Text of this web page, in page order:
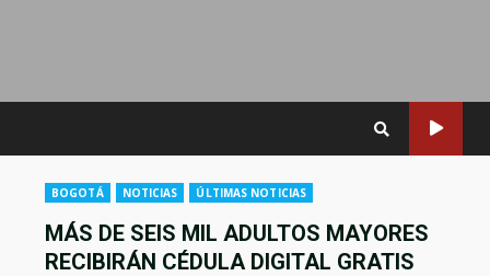
BOGOTÁ NOTICIAS ÚLTIMAS NOTICIAS
MÁS DE SEIS MIL ADULTOS MAYORES
RECIBIRÁN CÉDULA DIGITAL GRATIS